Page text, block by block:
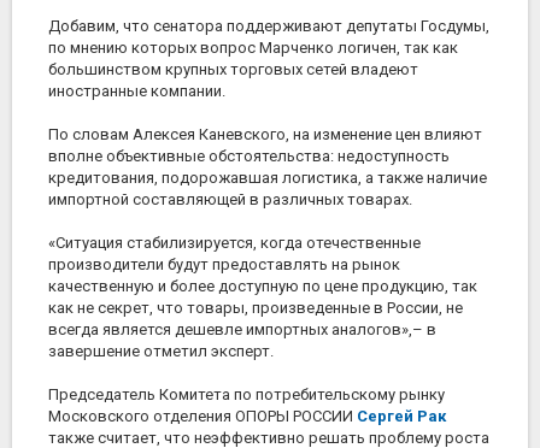
Добавим, что сенатора поддерживают депутаты Госдумы,
по мнению которых вопрос Марченко логичен, так как
большинством крупных торговых сетей владеют
иностранные компании.
По словам Алексея Каневского, на изменение цен влияют
вполне объективные обстоятельства: недоступность
кредитования, подорожавшая логистика, а также наличие
импортной составляющей в различных товарах.
«Ситуация стабилизируется, когда отечественные
производители будут предоставлять на рынок
качественную и более доступную по цене продукцию, так
как не секрет, что товары, произведенные в России, не
всегда является дешевле импортных аналогов»,– в
завершение отметил эксперт.
Председатель Комитета по потребительскому рынку
Московского отделения ОПОРЫ РОССИИ Сергей Рак
также считает, что неэффективно решать проблему роста